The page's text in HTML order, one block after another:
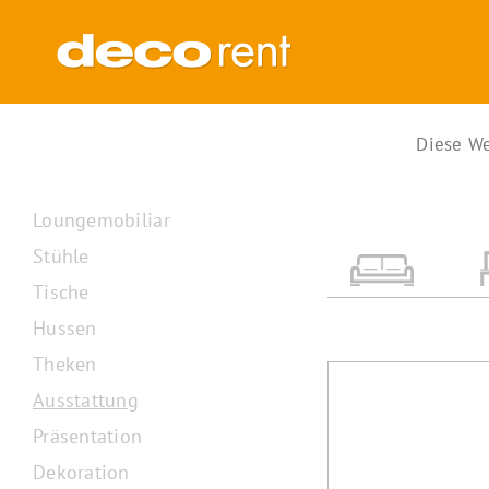
springen
Loungemobiliar
Stühle
Tische
Hussen
Theken
Ausstattung
Präsentation
Dekoration
Diese